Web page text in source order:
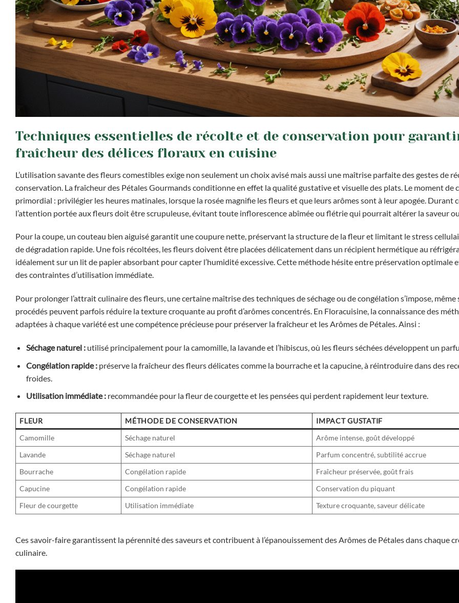
Techniques essentielles de récolte et de conservation pour
fraîcheur des délices floraux en cuisine
L’utilisation savante des fleurs comestibles exige non seulement un choix avisé mais aussi une maîtrise parfaite des gestes de
conservation. La fraîcheur des Pétales Gourmands conditionne en effet la qualité gustative et visuelle des plats. Le moment de
primordial : privilégier les heures matinales, lorsque la rosée magnifie les fleurs et que leurs arômes sont à leur apogée. Durant
l’attention portée aux fleurs doit être scrupuleuse, évitant toute inflorescence abîmée ou flétrie qui pourrait altérer la saveur
Pour la coupe, un couteau bien aiguisé garantit une coupure nette, préservant la structure de la fleur et limitant le stress
de dégradation rapide. Une fois récoltées, les fleurs doivent être placées délicatement dans un récipient hermétique au
idéalement sur un lit de papier absorbant pour capter l’humidité excessive. Cette méthode hésite entre préservation optimale
des contraintes d’utilisation immédiate.
Pour prolonger l’attrait culinaire des fleurs, une certaine maîtrise des techniques de séchage ou de congélation s’impose, même
procédés peuvent parfois réduire la texture croquante au profit d’arômes concentrés. En Floracuisine, la connaissance des
adaptées à chaque variété est une compétence précieuse pour préserver la fraîcheur et les Arômes de Pétales. Ainsi :
Séchage naturel :utilisé principalement pour la camomille, la lavande et l’hibiscus, où les fleurs séchées développent un
Congélation rapide :préserve la fraîcheur des fleurs délicates comme la bourrache et la capucine, à réintroduire dans des
froides.
Utilisation immédiate :recommandée pour la fleur de courgette et les pensées qui perdent rapidement leur texture.
FLEUR MÉTHODE DE CONSERVATION
IMPACT GUSTATIF
Camomille
Séchage naturel
Arôme intense, goût développé
Lavande
Séchage naturel
Parfum concentré, subtilité accrue
Bourrache
Congélation rapide
Fraîcheur préservée, goût frais
Capucine
Congélation rapide
Conservation du piquant
Fleur de courgette
Utilisation immédiate Texture croquante, saveur délicate
Ces savoir-faire garantissent la pérennité des saveurs et contribuent à l’épanouissement des Arômes de Pétales dans chaque
culinaire.